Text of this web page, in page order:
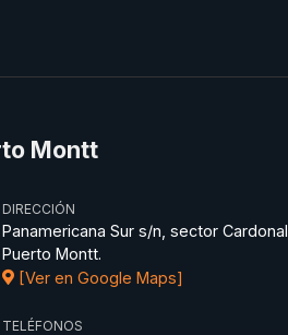
Montt
DIRECCIÓN
Panamericana Sur s/n, sector Cardonal,
Puerto Montt.
[Ver en Google Maps]
TELÉFONOS